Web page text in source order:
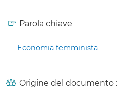
Parola chiave
Economia femminista
Origine del documento :